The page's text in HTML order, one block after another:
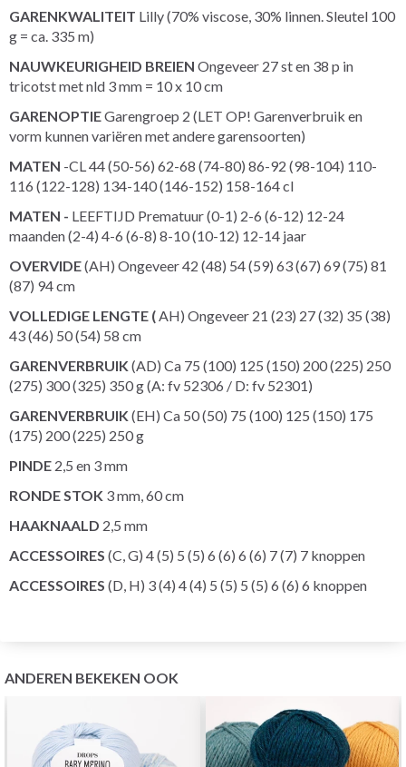
GARENKWALITEIT Lilly (70% viscose, 30% linnen. Sleutel 100
g = ca. 335 m)
NAUWKEURIGHEID BREIEN Ongeveer 27 st en 38 p in
tricotst met nld 3 mm = 10 x 10 cm
GARENOPTIEGarengroep 2 (LET OP! Garenverbruik en
vorm kunnen variëren met andere garensoorten)
MATEN -CL 44 (50-56) 62-68 (74-80) 86-92 (98-104) 110-
116 (122-128) 134-140 (146-152) 158-164 cl
MATEN - LEEFTIJD Prematuur (0-1) 2-6 (6-12) 12-24
maanden (2-4) 4-6 (6-8) 8-10 (10-12) 12-14 jaar
OVERVIDE(AH) Ongeveer 42 (48) 54 (59) 63 (67) 69 (75) 81
(87) 94 cm
VOLLEDIGE LENGTE ( AH) Ongeveer 21 (23) 27 (32) 35 (38)
43 (46) 50 (54) 58 cm
GARENVERBRUIK (AD) Ca 75 (100) 125 (150) 200 (225) 250
(275) 300 (325) 350 g (A: fv 52306 / D: fv 52301)
GARENVERBRUIK (EH) Ca 50 (50) 75 (100) 125 (150) 175
(175) 200 (225) 250 g
PINDE 2,5 en 3 mm
RONDE STOK 3 mm, 60 cm
HAAKNAALD 2,5 mm
ACCESSOIRES (C, G) 4 (5) 5 (5) 6 (6) 6 (6) 7 (7) 7 knoppen
ACCESSOIRES (D, H) 3 (4) 4 (4) 5 (5) 5 (5) 6 (6) 6 knoppen
ANDEREN BEKEKEN OOK